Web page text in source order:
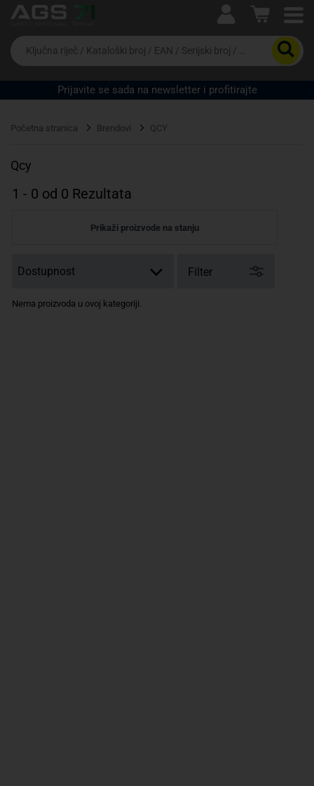
Ova postavka prilagođava asortiman proizvoda i
cijene vašim potrebama.
Da
biste
potražili
proizvod,
unesite
riječ,
EAN
serijski
Prijavite se sada na newsletter i profitirajte
Početna stranica Brendovi QCY
Qcy
1 - 0 od 0 Rezultata
Prikaži proizvode na stanju
Filter
Nema proizvoda u ovoj kategoriji.